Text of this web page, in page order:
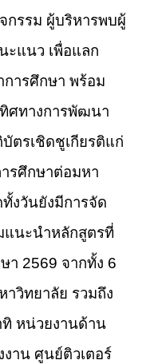
กรรม ผู้บริหารพบผู้
ะแนว เพื่อแลก
ารศึกษา พร้อม
ศทางการพัฒนา
ตรเชิดชูเกียรติแก่
รศึกษาต่อมหา
งวันยังมีการจัด
แนะนำหลักสูตรที่
า 2569 จากทั้ง 6
วิทยาลัย รวมถึง
หน่วยงานด้าน
าน ศูนย์ติวเตอร์